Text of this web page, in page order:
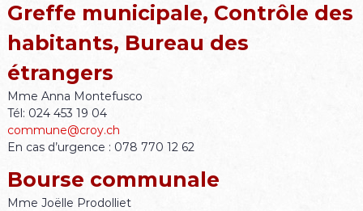
Greffe municipale, Contrôle des
habitants, Bureau des
étrangers
Mme Anna Montefusco
Tél: 024 453 19 04
commune@croy.ch
En cas d’urgence : 078 770 12 62
Bourse communale
Mme Joëlle Prodolliet